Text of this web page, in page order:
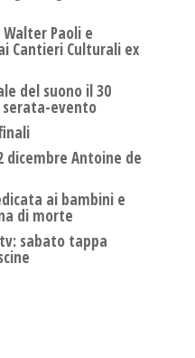
Paoli e
Cantieri Culturali ex
del suono il 30
serata-evento
dicembre Antoine de
ai bambini e
di morte
sabato tappa